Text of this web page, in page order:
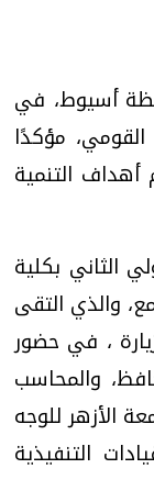
أسيوط، في
مؤكدًا
التنمية
الثاني بكلية
والذي التقى
، في حضور
والمحاسب
الأزهر للوجه
التنفيذية
تحقيقات وحوارات
.. تساؤلات